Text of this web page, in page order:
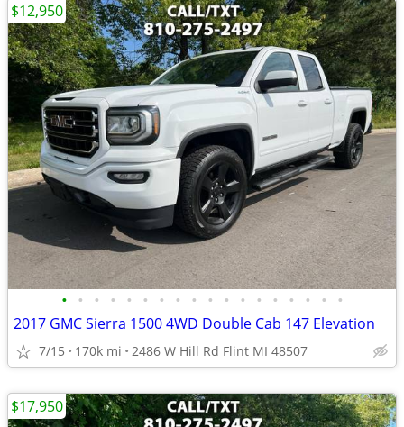
• • • • • • • • • • • • • • • • • •
2017 GMC Sierra 1500 4WD Double Cab 147 Elevation
7/15 170k mi 2486 W Hill Rd Flint MI 48507
$12,950
$17,950